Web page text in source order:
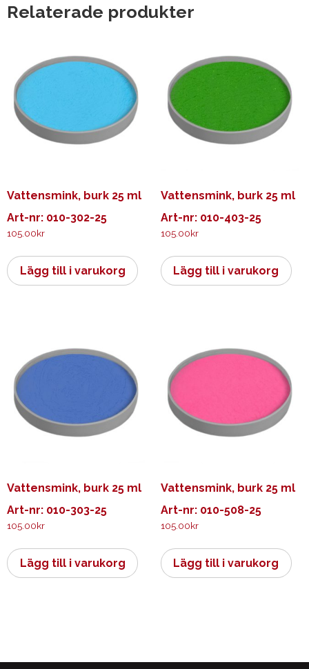
Relaterade produkter
Vattensmink, burk 25 ml
Art-nr: 010-302-25
105.00kr
Lägg till i varukorg
Vattensmink, burk 25 ml
Art-nr: 010-403-25
105.00kr
Lägg till i varukorg
Vattensmink, burk 25 ml
Art-nr: 010-303-25
105.00kr
Lägg till i varukorg
Vattensmink, burk 25 ml
Art-nr: 010-508-25
105.00kr
Lägg till i varukorg